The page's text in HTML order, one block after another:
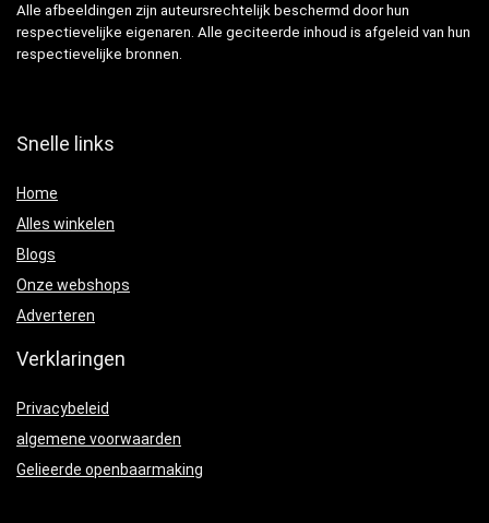
Alle afbeeldingen zijn auteursrechtelijk beschermd door hun
respectievelijke eigenaren. Alle geciteerde inhoud is afgeleid van hun
respectievelijke bronnen.
Snelle links
Home
Alles winkelen
Blogs
Onze webshops
Adverteren
Verklaringen
Privacybeleid
algemene voorwaarden
Gelieerde openbaarmaking